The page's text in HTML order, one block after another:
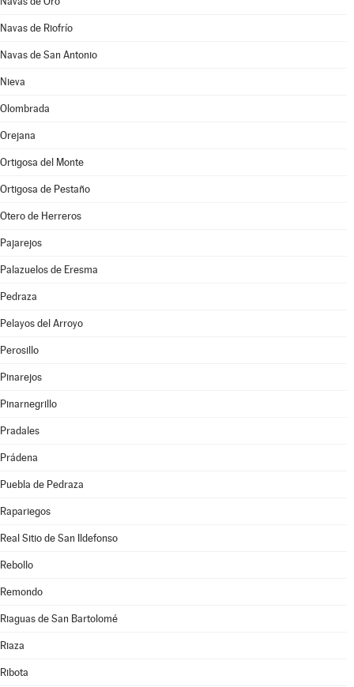
Navas de Riofrío
Navas de San Antonio
Nieva
Olombrada
Orejana
Ortigosa del Monte
Ortigosa de Pestaño
Otero de Herreros
Pajarejos
Palazuelos de Eresma
Pedraza
Pelayos del Arroyo
Perosillo
Pinarejos
Pinarnegrillo
Pradales
Prádena
Puebla de Pedraza
Rapariegos
Real Sitio de San Ildefonso
Rebollo
Remondo
Riaguas de San Bartolomé
Riaza
Ribota